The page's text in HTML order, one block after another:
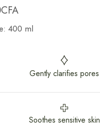
CFA
400 ml
Gently clarifies pores
Soothes sensitive skin